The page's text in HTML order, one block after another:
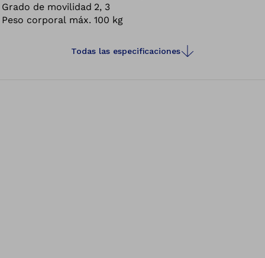
Genium, así como con los componentes
correspondientes.
Grado de movilidad 2, 3
Peso corporal máx. 100 kg
Todas las especificaciones